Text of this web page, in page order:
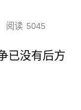
阅读 5045
已没有后方